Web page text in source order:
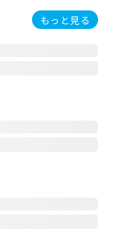
もっと見る